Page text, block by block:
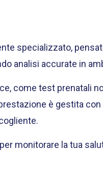
specializzato,
analisi accurate in
come test prenatali
è gestita
monitorare la tua